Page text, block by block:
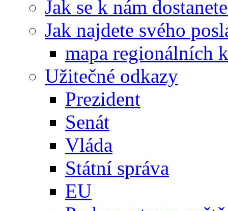
Jak se k nám
Jak najdete svého
mapa regionálních
Užitečné odkazy
Prezident
Senát
Vláda
Státní správa
EU